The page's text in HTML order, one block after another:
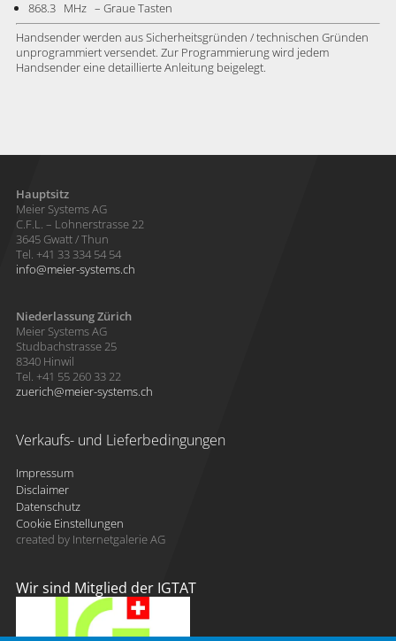
868.3 MHz – Graue Tasten
Handsender werden aus Sicherheitsgründen / technischen Gründen
unprogrammiert versendet. Zur Programmierung wird jedem
Handsender eine detaillierte Anleitung beigelegt.
Hauptsitz
Meier Systems AG
C.F.L. – Lohnerstrasse 22
3645 Gwatt / Thun
Tel. +41 33 334 54 54
info
meier-systems.ch
Niederlassung Zürich
Meier Systems AG
Studbachstrasse 25
8340 Hinwil
Tel. +41 55 260 33 22
zuerich
meier-systems.ch
Verkaufs- und Lieferbedingungen
Impressum
Disclaimer
Datenschutz
Cookie Einstellungen
created by Internetgalerie AG
Wir sind Mitglied der IGTAT